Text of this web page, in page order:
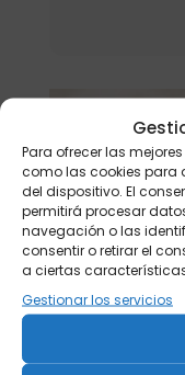
Para ofrecer las
como las cookies
del dispositivo. El
permitirá procesar
navegación o las
consentir o retirar el
a ciertas
Gestionar los servicios